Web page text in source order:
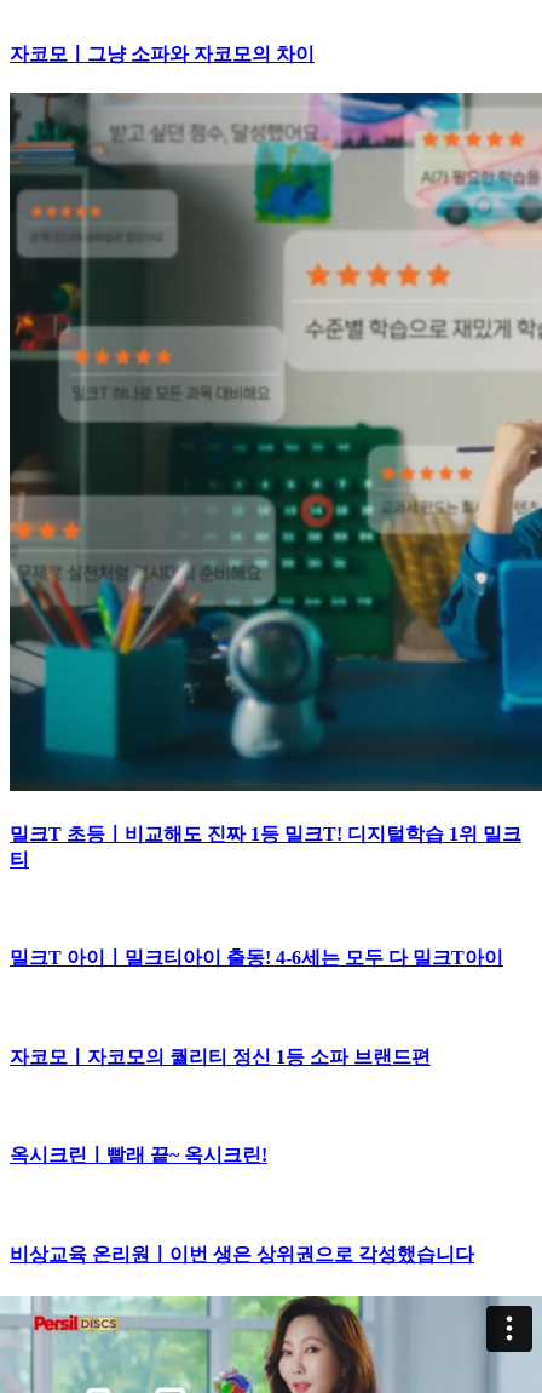
자코모ㅣ그냥 소파와 자코모의 차이
밀크T 초등ㅣ비교해도 진짜 1등 밀크T! 디지털학습 1위 밀크
티
밀크T 아이ㅣ밀크티아이 출동! 4-6세는 모두 다 밀크T아이
자코모ㅣ자코모의 퀄리티 정신 1등 소파 브랜드편
옥시크린ㅣ빨래 끝~ 옥시크린!
비상교육 온리원ㅣ이번 생은 상위권으로 각성했습니다
비상교육 온리원ㅣ오래 기억해야 살아남는 이세계로 소환됐
다